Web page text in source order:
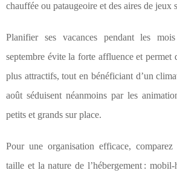
chauffée ou pataugeoire et des aires de jeux
Planifier ses vacances pendant les
septembre évite la forte affluence et permet
plus attractifs, tout en bénéficiant d’un
août séduisent néanmoins par les
petits et grands sur place.
Pour une organisation efficace,
taille et la nature de l’hébergement : mobil-